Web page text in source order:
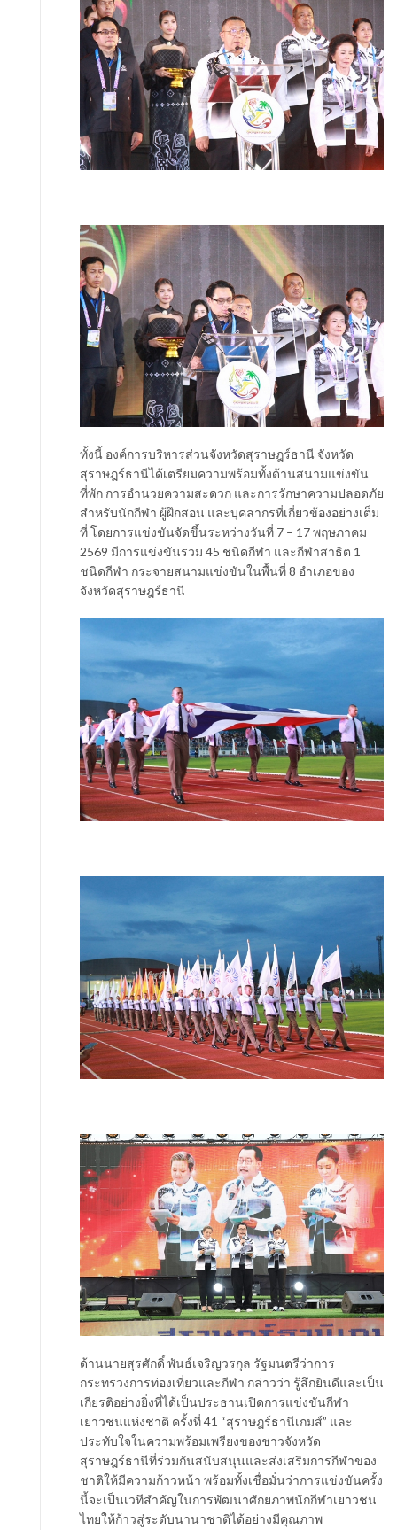
ทั้งนี้ องค์การบริหารส่วนจังหวัดสุราษฎร์ธานี จังหวัด
สุราษฎร์ธานีได้เตรียมความพร้อมทั้งด้านสนามแข่งขัน
ที่พัก การอำนวยความสะดวก และการรักษาความปลอดภัย
สำหรับนักกีฬา ผู้ฝึกสอน และบุคลากรที่เกี่ยวข้องอย่างเต็ม
ที่ โดยการแข่งขันจัดขึ้นระหว่างวันที่ 7 – 17 พฤษภาคม
2569 มีการแข่งขันรวม 45 ชนิดกีฬา และกีฬาสาธิต 1
ชนิดกีฬา กระจายสนามแข่งขันในพื้นที่ 8 อำเภอของ
จังหวัดสุราษฎร์ธานี
ด้านนายสุรศักดิ์ พันธ์เจริญวรกุล รัฐมนตรีว่าการ
กระทรวงการท่องเที่ยวและกีฬา กล่าวว่า รู้สึกยินดีและเป็น
เกียรติอย่างยิ่งที่ได้เป็นประธานเปิดการแข่งขันกีฬา
เยาวชนแห่งชาติ ครั้งที่ 41 “สุราษฎร์ธานีเกมส์” และ
ประทับใจในความพร้อมเพรียงของชาวจังหวัด
สุราษฎร์ธานีที่ร่วมกันสนับสนุนและส่งเสริมการกีฬาของ
ชาติให้มีความก้าวหน้า พร้อมทั้งเชื่อมั่นว่าการแข่งขันครั้ง
นี้จะเป็นเวทีสำคัญในการพัฒนาศักยภาพนักกีฬาเยาวชน
ไทยให้ก้าวสู่ระดับนานาชาติได้อย่างมีคุณภาพ